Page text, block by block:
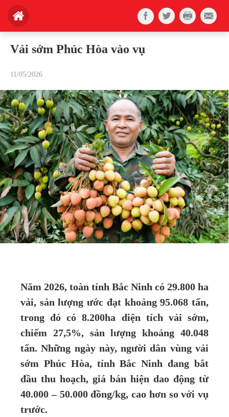
Vải sớm Phúc Hòa vào vụ
11/05/2026
Năm 2026, toàn tỉnh Bắc Ninh có 29.800 ha
vải, sản lượng ước đạt khoảng 95.068 tấn,
trong đó có 8.200ha diện tích vải sớm,
chiếm 27,5%, sản lượng khoảng 40.048
tấn. Những ngày này, người dân vùng vải
sớm Phúc Hòa, tỉnh Bắc Ninh đang bắt
đầu thu hoạch, giá bán hiện dao động từ
40.000 – 50.000 đồng/kg, cao hơn so với vụ
trước.